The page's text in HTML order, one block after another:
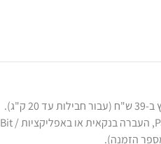
ק"ג).
כרטיסי אשראי, PayPal, העברה בנקאית או באפליקציות Bit /